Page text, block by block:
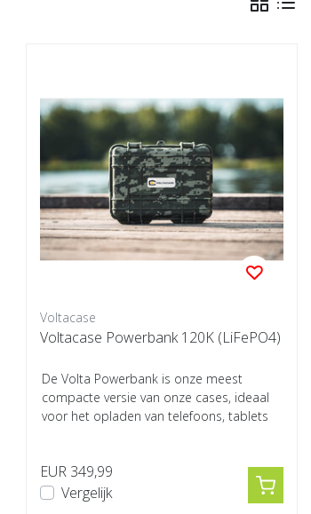
Voltacase
Voltacase Powerbank 120K (LiFePO4)
De Volta Powerbank is onze meest
compacte versie van onze cases, ideaal
voor het opladen van telefoons, tablets
EUR 349,99
Vergelijk